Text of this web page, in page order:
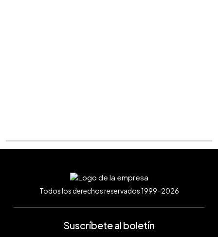
Todos los derechos reservados 1999-2026
Suscríbete al boletín